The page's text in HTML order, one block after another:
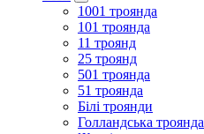
1001 троянда
101 троянда
11 троянд
25 троянд
501 троянда
51 троянда
Білі троянди
Голландська троянда